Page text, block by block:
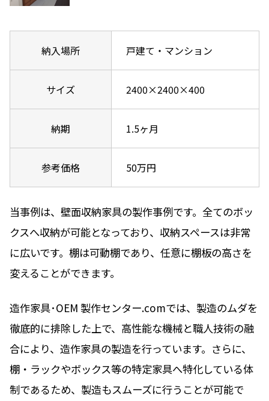
納入場所 戸建て・マンション
サイズ 2400×2400×400
納期 1.5ヶ月
参考価格 50万円
当事例は、壁面収納家具の製作事例です。全てのボッ
クスへ収納が可能となっており、収納スペースは非常
に広いです。棚は可動棚であり、任意に棚板の高さを
変えることができます。
造作家具･OEM 製作センター.comでは、製造のムダを
徹底的に排除した上で、高性能な機械と職人技術の融
合により、造作家具の製造を行っています。さらに、
棚・ラックやボックス等の特定家具へ特化している体
制であるため、製造もスムーズに行うことが可能で